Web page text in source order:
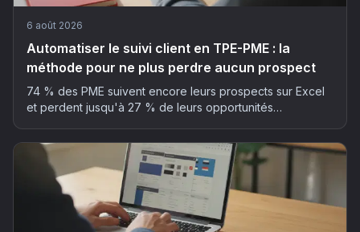
6 août 2026
Automatiser le suivi client en TPE-PME : la
méthode pour ne plus perdre aucun prospect
74 % des PME suivent encore leurs prospects sur Excel
et perdent jusqu'à 27 % de leurs opportunités
son suivi client sans y passer ses soirées.